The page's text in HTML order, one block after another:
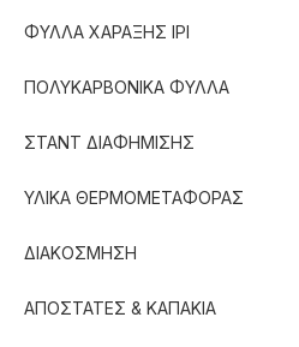
ΦΥΛΛΑ ΧΑΡΑΞΗΣ IPI
ΠΟΛΥΚΑΡΒΟΝΙΚΑ ΦΥΛΛΑ
ΣΤΑΝΤ ΔΙΑΦΗΜΙΣΗΣ
ΥΛΙΚΑ ΘΕΡΜΟΜΕΤΑΦΟΡΑΣ
ΔΙΑΚΟΣΜΗΣΗ
ΑΠΟΣΤΑΤΕΣ & ΚΑΠΑΚΙΑ